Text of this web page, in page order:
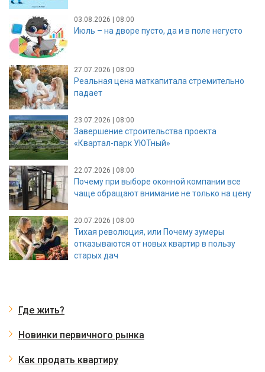
03.08.2026 | 08:00
Июль – на дворе пусто, да и в поле негусто
27.07.2026 | 08:00
Реальная цена маткапитала стремительно
падает
23.07.2026 | 08:00
Завершение строительства проекта
«Квартал-парк УЮТный»
22.07.2026 | 08:00
Почему при выборе оконной компании все
чаще обращают внимание не только на цену
20.07.2026 | 08:00
Тихая революция, или Почему зумеры
отказываются от новых квартир в пользу
старых дач
Где жить?
Новинки первичного рынка
Как продать квартиру